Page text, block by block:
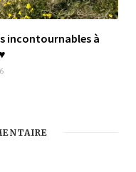
incontournables à